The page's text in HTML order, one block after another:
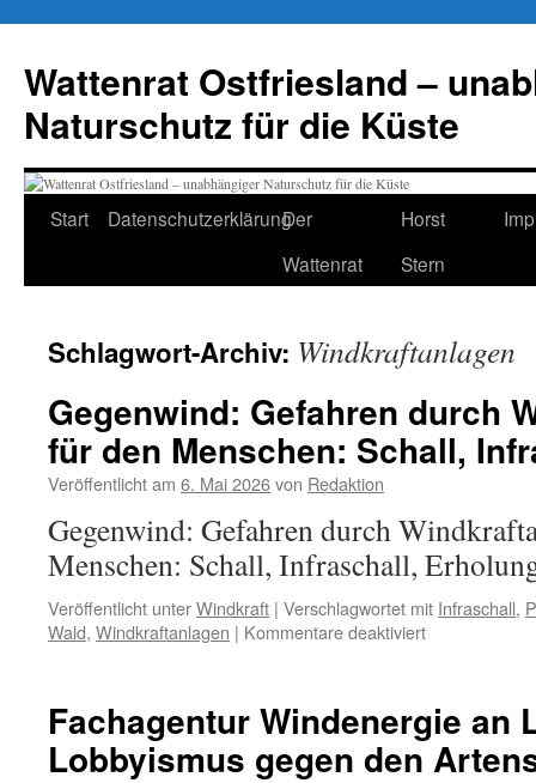
springen
Wattenrat Ostfriesland –
Naturschutz für die Küste
Start DatenschutzerklärungDer
Wattenrat
Horst
Stern
Schlagwort-Archiv: Windkraftanlagen
Gegenwind: Gefahren durch
für den Menschen: Schall,
Veröffentlicht am 6. Mai 2026von Redaktion
Gegenwind: Gefahren durch
Menschen: Schall, Infraschall,
Veröffentlicht unterWindkraft | Verschlagwortet mit Infraschall,
Wald, Windkraftanlagen | Kommentare deaktiviertfür
für
den
Fachagentur Windenergie an
Lobbyismus gegen den